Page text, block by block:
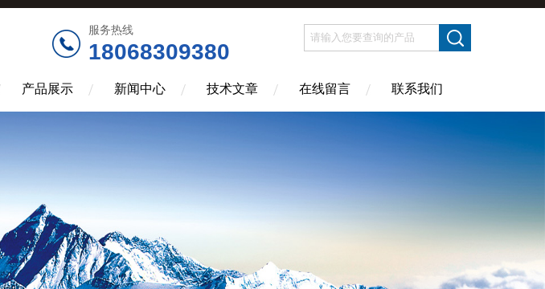
服务热线
18068309380
产品展示 新闻中心 技术文章 在线留言 联系我们